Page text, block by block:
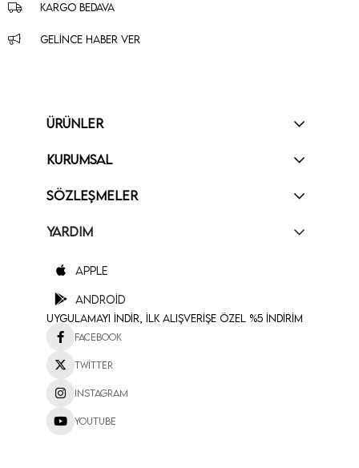
KARGO BEDAVA
GELINCE HABER VER
ÜRÜNLER
KURUMSAL
SÖZLEŞMELER
YARDIM
Apple
Android
Uygulamayı İndir, İlk Alışverişe Özel %5 İndirim
Facebook
Twitter
Instagram
Youtube